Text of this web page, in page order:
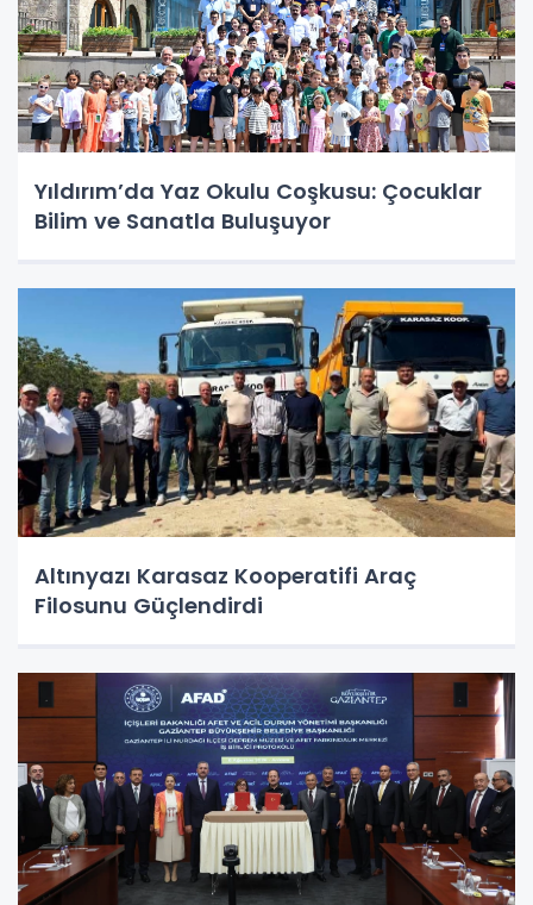
Yıldırım’da Yaz Okulu Coşkusu: Çocuklar
Bilim ve Sanatla Buluşuyor
Altınyazı Karasaz Kooperatifi Araç
Filosunu Güçlendirdi